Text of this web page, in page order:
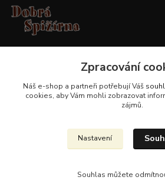
+420 737 551 994
obchod@dobraspizirna.cz
Zpracování
Náš e-shop a partneři potřebují Váš
cookies, aby Vám mohli zobrazovat
zájmů.
Nastavení
Souhlas můžete